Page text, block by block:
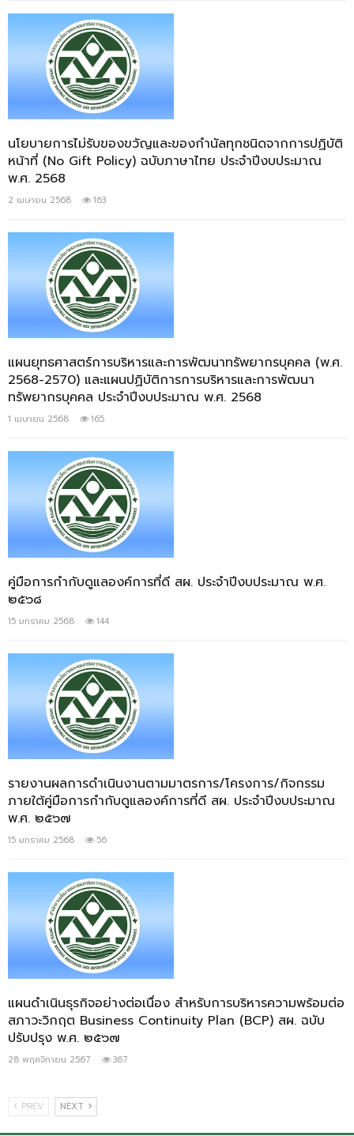
นโยบายการไม่รับของขวัญและของกำนัลทุกชนิดจากการปฏิบัติ
หน้าที่ (No Gift Policy) ฉบับภาษาไทย ประจำปีงบประมาณ
พ.ศ. 2568
2 เมษายน 2568 163
แผนยุทธศาสตร์การบริหารและการพัฒนาทรัพยากรบุคคล (พ.ศ.
2568-2570) และแผนปฏิบัติการการบริหารและการพัฒนา
ทรัพยากรบุคคล ประจำปีงบประมาณ พ.ศ. 2568
1 เมษายน 2568 165
คู่มือการกำกับดูแลองค์การที่ดี สผ. ประจำปีงบประมาณ พ.ศ.
๒๕๖๘
15 มกราคม 2568 144
รายงานผลการดำเนินงานตามมาตรการ/โครงการ/กิจกรรม
ภายใต้คู่มือการกำกับดูแลองค์การที่ดี สผ. ประจำปีงบประมาณ
พ.ศ. ๒๕๖๗
15 มกราคม 2568 56
แผนดำเนินธุรกิจอย่างต่อเนื่อง สำหรับการบริหารความพร้อมต่อ
สภาวะวิกฤต Business Continuity Plan (BCP) สผ. ฉบับ
ปรับปรุง พ.ศ. ๒๕๖๗
28 พฤศจิกายน 2567 367
PREV NEXT